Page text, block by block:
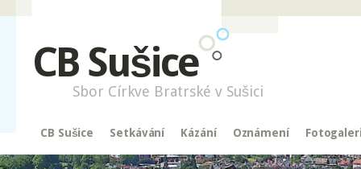
CB Sušice
Sbor Církve Bratrské v Sušici
CB Sušice Setkávání Kázání Oznámení